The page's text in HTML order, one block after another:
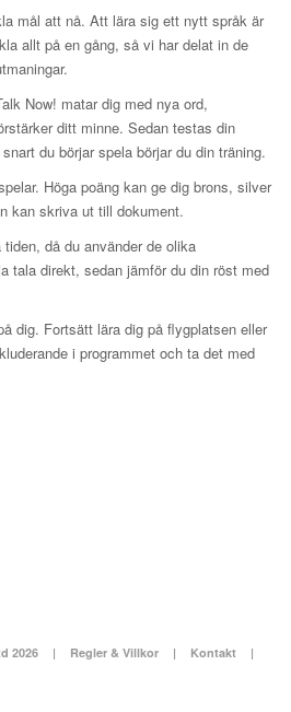
mål att nå. Att lära sig ett nytt språk är
allt på en gång, så vi har delat in de
Now! matar dig med nya ord,
ditt minne. Sedan testas din
du börjar spela börjar du din träning.
Höga poäng kan ge dig brons, silver
kan skriva ut till dokument.
då du använder de olika
tala direkt, sedan jämför du din röst med
dig. Fortsätt lära dig på flygplatsen eller
i programmet och ta det med
2026 | Regler & Villkor | Kontakt |